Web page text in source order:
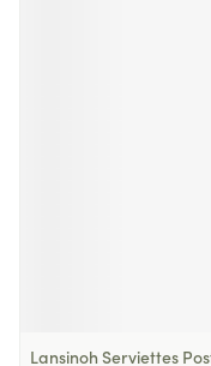
Lansinoh Serviettes